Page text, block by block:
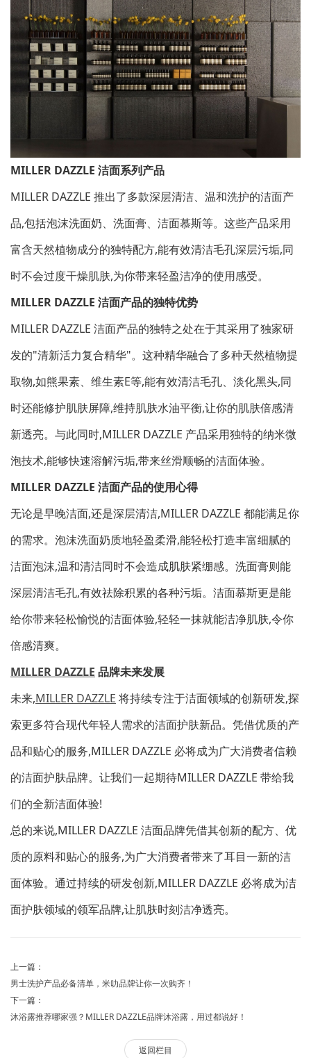
MILLER DAZZLE 洁面系列产品
MILLER DAZZLE 推出了多款深层清洁、温和洗护的洁面产
品,包括泡沫洗面奶、洗面膏、洁面慕斯等。这些产品采用
富含天然植物成分的独特配方,能有效清洁毛孔深层污垢,同
时不会过度干燥肌肤,为你带来轻盈洁净的使用感受。
MILLER DAZZLE 洁面产品的独特优势
MILLER DAZZLE 洁面产品的独特之处在于其采用了独家研
发的"清新活力复合精华"。这种精华融合了多种天然植物提
取物,如熊果素、维生素E等,能有效清洁毛孔、淡化黑头,同
时还能修护肌肤屏障,维持肌肤水油平衡,让你的肌肤倍感清
新透亮。与此同时,MILLER DAZZLE 产品采用独特的纳米微
泡技术,能够快速溶解污垢,带来丝滑顺畅的洁面体验。
MILLER DAZZLE 洁面产品的使用心得
无论是早晚洁面,还是深层清洁,MILLER DAZZLE 都能满足你
的需求。泡沫洗面奶质地轻盈柔滑,能轻松打造丰富细腻的
洁面泡沫,温和清洁同时不会造成肌肤紧绷感。洗面膏则能
深层清洁毛孔,有效祛除积累的各种污垢。洁面慕斯更是能
给你带来轻松愉悦的洁面体验,轻轻一抹就能洁净肌肤,令你
倍感清爽。
MILLER DAZZLE 品牌未来发展
未来,MILLER DAZZLE 将持续专注于洁面领域的创新研发,探
索更多符合现代年轻人需求的洁面护肤新品。凭借优质的产
品和贴心的服务,MILLER DAZZLE 必将成为广大消费者信赖
的洁面护肤品牌。让我们一起期待MILLER DAZZLE 带给我
们的全新洁面体验!
总的来说,MILLER DAZZLE 洁面品牌凭借其创新的配方、优
质的原料和贴心的服务,为广大消费者带来了耳目一新的洁
面体验。通过持续的研发创新,MILLER DAZZLE 必将成为洁
面护肤领域的领军品牌,让肌肤时刻洁净透亮。
上一篇：
男士洗护产品必备清单，米叻品牌让你一次购齐！
下一篇：
沐浴露推荐哪家强？MILLER DAZZLE品牌沐浴露，用过都说好！
返回栏目